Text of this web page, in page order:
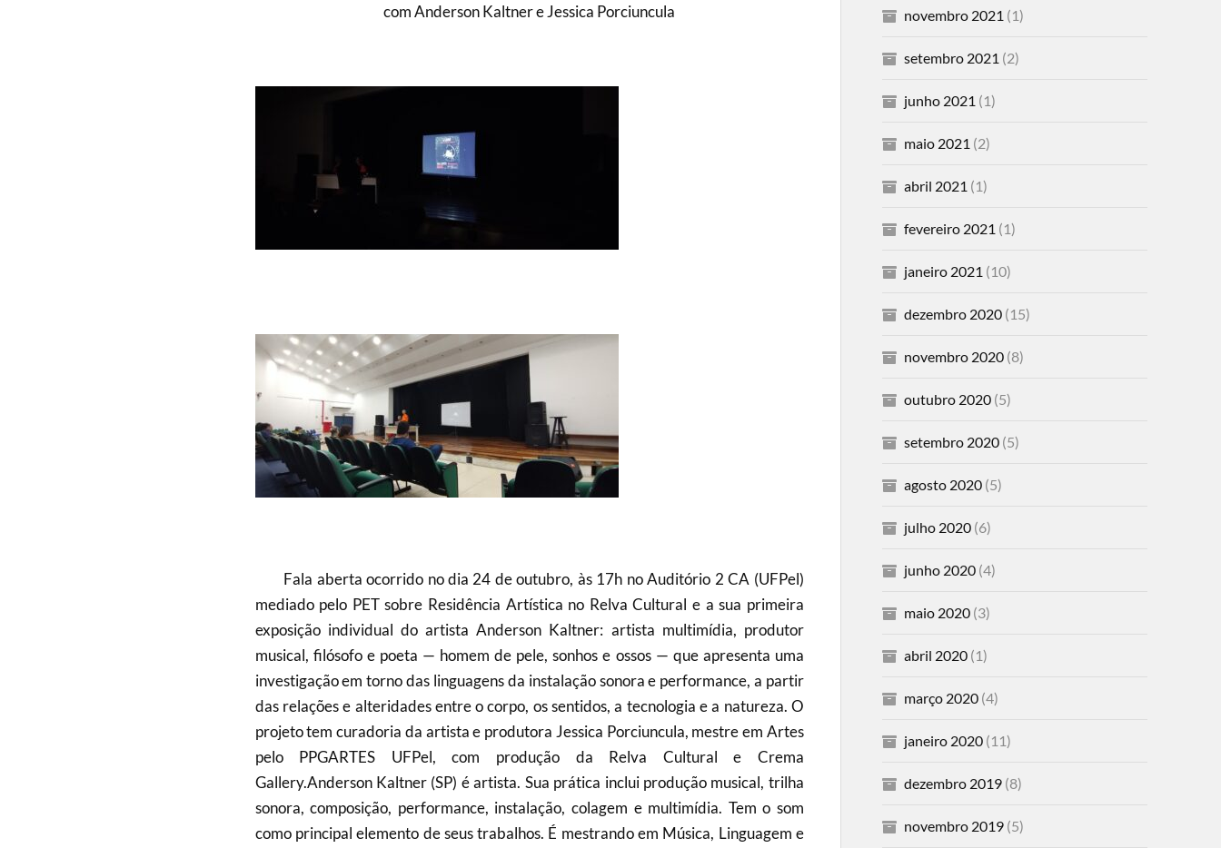
com Anderson Kaltner e Jessica Porciuncula
Fala aberta ocorrido no dia 24 de outubro, às 17h no Auditório 2 CA (UFPel)
mediado pelo PET sobre Residência Artística no Relva Cultural e a sua primeira
exposição individual do artista Anderson Kaltner: artista multimídia, produtor
musical, filósofo e poeta — homem de pele, sonhos e ossos — que apresenta uma
investigação em torno das linguagens da instalação sonora e performance, a partir
das relações e alteridades entre o corpo, os sentidos, a tecnologia e a natureza. O
projeto tem curadoria da artista e produtora Jessica Porciuncula, mestre em Artes
pelo PPGARTES UFPel, com produção da Relva Cultural e Crema
Gallery.Anderson Kaltner (SP) é artista. Sua prática inclui produção musical, trilha
sonora, composição, performance, instalação, colagem e multimídia. Tem o som
como principal elemento de seus trabalhos. É mestrando em Música, Linguagem e
novembro 2021 (1)
setembro 2021 (2)
junho 2021 (1)
maio 2021 (2)
abril 2021 (1)
fevereiro 2021 (1)
janeiro 2021 (10)
dezembro 2020(15)
novembro 2020(8)
outubro 2020(5)
setembro 2020(5)
agosto 2020(5)
julho 2020(6)
junho 2020(4)
maio 2020(3)
abril 2020(1)
março 2020(4)
janeiro 2020(11)
dezembro 2019(8)
novembro 2019(5)